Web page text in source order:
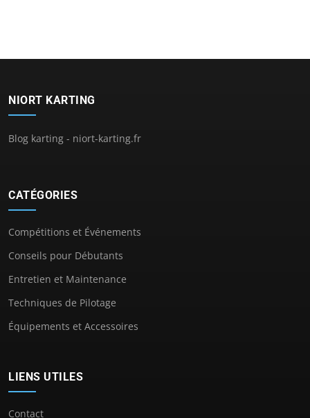
NIORT KARTING
Blog karting - niort-karting.fr
CATÉGORIES
Compétitions et Événements
Conseils pour Débutants
Entretien et Maintenance
Techniques de Pilotage
Équipements et Accessoires
LIENS UTILES
Contact